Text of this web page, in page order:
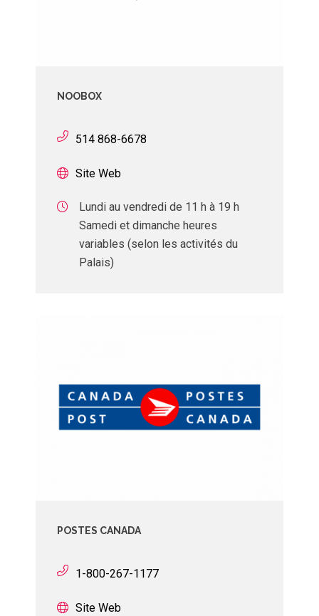
NOOBOX
514 868-6678
Site Web
Lundi au vendredi de 11 h à 19 h
Samedi et dimanche heures
variables (selon les activités du
Palais)
POSTES CANADA
1-800-267-1177
Site Web